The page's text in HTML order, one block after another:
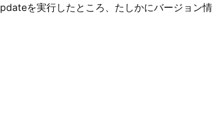
を実行したところ、たしかにバージョン情